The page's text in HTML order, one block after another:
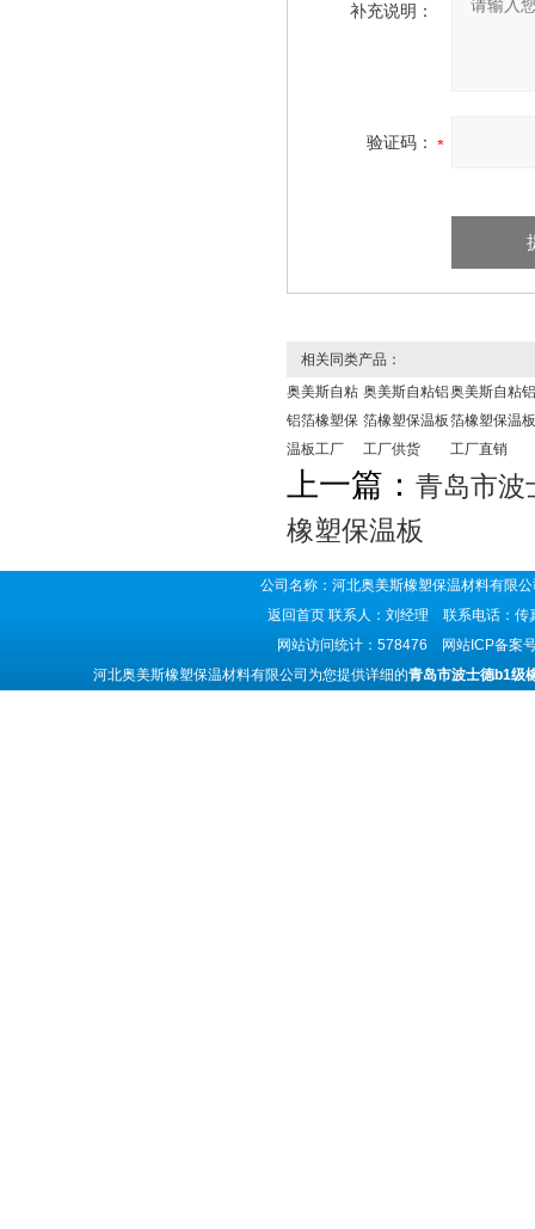
补充说明：
验证码：
相关同类产品：
奥美斯自粘
铝箔橡塑保
温板工厂
奥美斯自粘铝
箔橡塑保温板
工厂供货
奥美斯自粘铝
箔橡塑保温板
工厂直销
上一篇： 青岛市波
橡塑保温板
公司名称：河北奥美斯橡塑保温材料有
返回首页 联系人：刘经理 联系电话：
网站访问统计：578476 网站ICP备案
河北奥美斯橡塑保温材料有限公司为您提供详细的青岛市波士德b1级